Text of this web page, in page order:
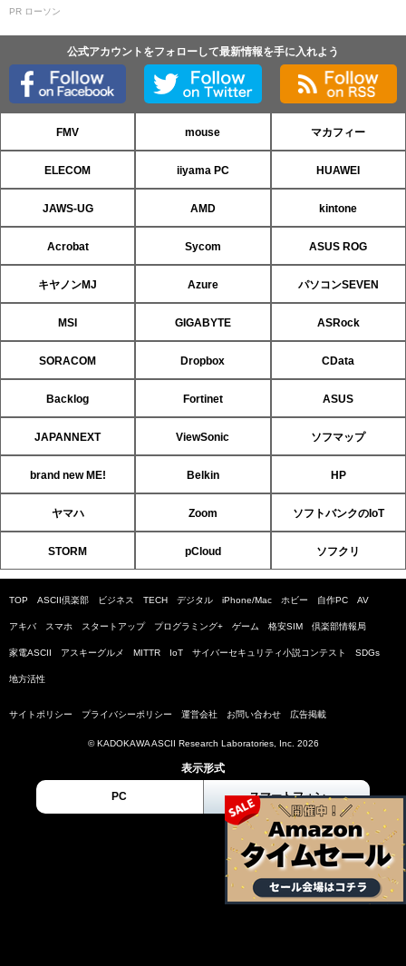
PR ローソン
公式アカウントをフォローして最新情報を手に入れよう
FMV mouse マカフィー
ELECOM iiyama PC HUAWEI
JAWS-UG AMD kintone
Acrobat Sycom ASUS ROG
キヤノンMJ Azure パソコンSEVEN
MSI GIGABYTE ASRock
SORACOM Dropbox CData
Backlog Fortinet ASUS
JAPANNEXT ViewSonic ソフマップ
brand new ME! Belkin HP
ヤマハ Zoom ソフトバンクのIoT
STORM pCloud ソフクリ
TOP ASCII倶楽部 ビジネス TECH デジタル iPhone/Mac ホビー 自作PC AV
アキバ スマホ スタートアップ プログラミング+ ゲーム 格安SIM 倶楽部情報局
家電ASCII アスキーグルメ MITTR IoT サイバーセキュリティ小説コンテスト SDGs
地方活性
サイトポリシー プライバシーポリシー 運営会社 お問い合わせ 広告掲載
© KADOKAWA ASCII Research Laboratories, Inc. 2026
表示形式
PC スマートフォン